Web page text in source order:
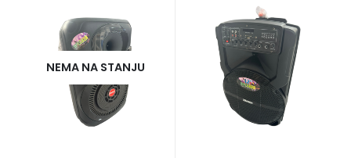
NEMA NA STANJU